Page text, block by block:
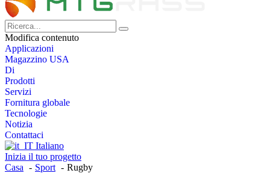
Modifica contenuto
Applicazioni
Magazzino USA
Di
Prodotti
Servizi
Fornitura globale
Tecnologie
Notizia
Contattaci
Italiano
Inizia il tuo progetto
Casa
Sport Rugby